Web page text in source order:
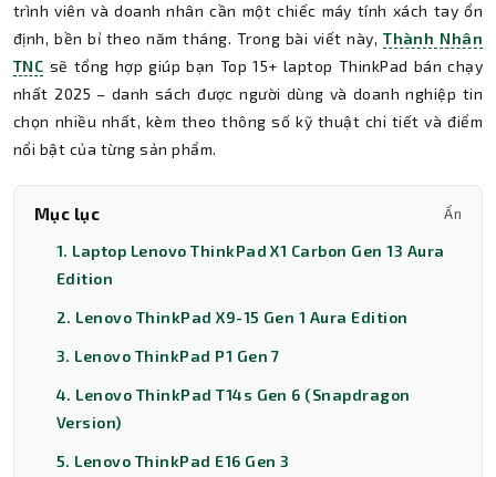
trình viên và doanh nhân cần một chiếc máy tính xách tay ổn
định, bền bỉ theo năm tháng. Trong bài viết này,Thành Nhân
TNC sẽ tổng hợp giúp bạn Top 15+ laptop ThinkPad bán chạy
nhất 2025 – danh sách được người dùng và doanh nghiệp tin
chọn nhiều nhất, kèm theo thông số kỹ thuật chi tiết và điểm
nổi bật của từng sản phẩm.
Mục lục Ẩn
1. Laptop Lenovo ThinkPad X1 Carbon Gen 13 Aura
Edition
2. Lenovo ThinkPad X9-15 Gen 1 Aura Edition
3. Lenovo ThinkPad P1 Gen 7
4. Lenovo ThinkPad T14s Gen 6 (Snapdragon
Version)
5. Lenovo ThinkPad E16 Gen 3